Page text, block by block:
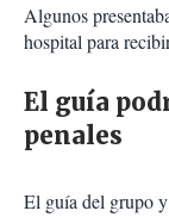
Algunos
hospital para
El guía
penales
El guía del grupo